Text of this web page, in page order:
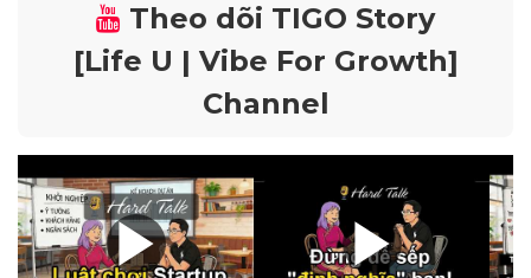
Theo dõi TIGO Story
[Life U | Vibe For Growth]
Channel